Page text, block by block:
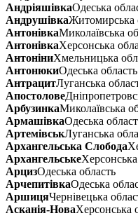
АндріяшівкаОдеська
АндрушівкаЖитомирська
АнтонівкаМиколаївська
АнтонівкаХерсонська
АнтоніниХмельницька
АнтонюкиОдеська область
АнтрацитЛуганська
Апостолове
АрбузинкаМиколаївська
АрмашівкаОдеська
АртемівськЛуганська
Архангельська Слобода
Архангельське
АрцизОдеська область
АрчепитівкаОдеська
АршицяЧернівецька
Асканія-НоваХерсонська